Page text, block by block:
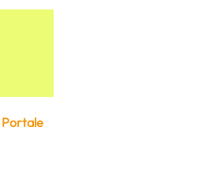
Portale